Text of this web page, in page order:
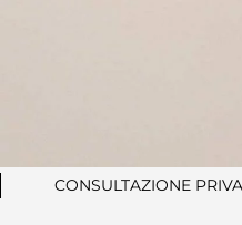
CONSULTAZIONE